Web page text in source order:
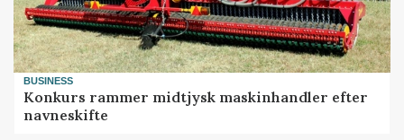
BUSINESS
Konkurs rammer midtjysk maskinhandler efter
navneskifte